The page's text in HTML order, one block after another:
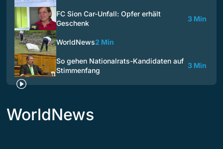
FC Sion Car-Unfall: Opfer erhält
Geschenk
3 Min
WorldNews2 Min
So gehen Nationalrats-Kandidaten auf
Stimmenfang
3 Min
WorldNews